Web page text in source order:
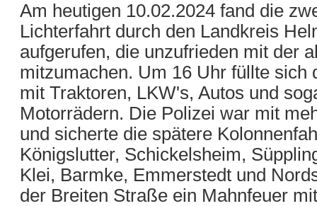
Am heutigen 10.02.2024 fand die
Lichterfahrt durch den Landkreis
aufgerufen, die unzufrieden mit der
mitzumachen. Um 16 Uhr füllte sich
mit Traktoren, LKW's, Autos und
Motorrädern. Die Polizei war mit
und sicherte die spätere
Königslutter, Schickelsheim,
Klei, Barmke, Emmerstedt und
der Breiten Straße ein Mahnfeuer